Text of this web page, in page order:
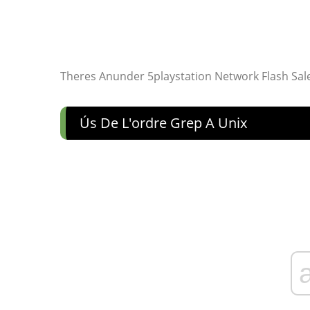
Theres Anunder 5playstation Network Flash
Ús De L'ordre Grep A Unix